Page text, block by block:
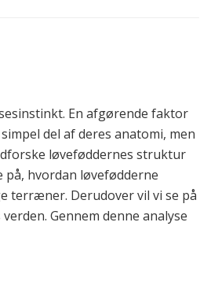
En afgørende faktor
del af deres anatomi, men
løveføddernes struktur
på, hvordan løvefødderne
terræner. Derudover vil vi se på
Gennem denne analyse